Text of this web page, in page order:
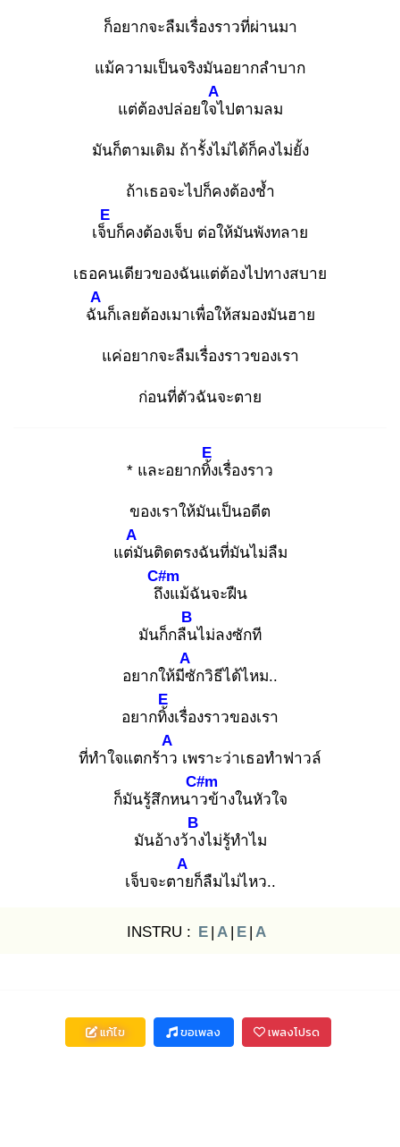
ก็อยากจะลืมเรื่องราวที่ผ่านมา
แม้ความเป็นจริงมันอยากลำบาก
แต่ต้องปล่อยใจไ
A
ปตามลม
มันก็ตามเดิม ถ้ารั้งไม่ได้ก็คงไม่ยั้ง
ถ้าเธอจะไปก็คงต้องช้ำ
เจ็บ
E
ก็คงต้องเจ็บ ต่อให้มันพังทลาย
เธอคนเดียวของฉันแต่ต้องไปทางสบาย
ฉัน
A
ก็เลยต้องเมาเพื่อให้สมองมันฮาย
แค่อยากจะลืมเรื่องราวของเรา
ก่อนที่ตัวฉันจะตาย
* และอยากทิ้ง
E
เรื่องราว
ของเราให้มันเป็นอดีต
แต่มั
A
นติดตรงฉันที่มันไม่ลืม
ถึง
C#m
แม้ฉันจะฝืน
มันก็กลืน
B
ไม่ลงซักที
อยากให้มีซั
A
กวิธีได้ไหม..
อยากทิ้ง
E
เรื่องราวของเรา
ที่ทำใจแตกร้าว
A
เพราะว่าเธอทำฟาวล์
ก็มันรู้สึกหนาว
C#m
ข้างในหัวใจ
มันอ้างว้าง
B
ไม่รู้ทำไม
เจ็บจะตาย
A
ก็ลืมไม่ไหว..
INSTRU : E | A | E | A
แก้ไข ขอเพลง เพลงโปรด